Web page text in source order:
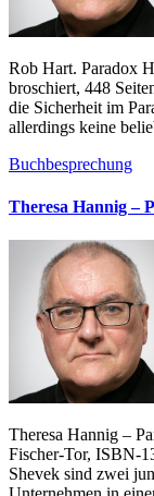
Rob Hart. Paradox Hotel. Heyne Verlag. September 2022,
broschiert, 448
die Sicherheit im
allerdings keine
Buchbesprechung
Theresa Hannig –
Theresa Hannig – Pantopia 2022, Klappenbroschur, 464 Seiten,
Fischer-Tor, ISBN-
Shevek sind zwei